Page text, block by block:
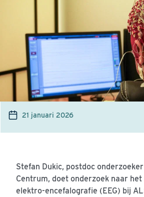
21 januari 2026
Stefan Dukic, postdoc
Centrum, doet onderzoek naar het
elektro-encefalografie (EEG) bij